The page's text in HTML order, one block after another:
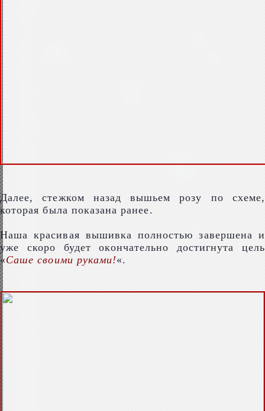
Далее, стежком назад вышьем розу по схеме,
которая была показана ранее.
Наша красивая вышивка полностью завершена и
уже скоро будет окончательно достигнута цель
«Саше своими руками!«.